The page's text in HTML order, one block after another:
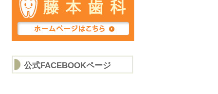
公式FACEBOOKページ